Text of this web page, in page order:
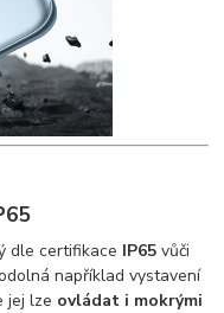
dle certifikace IP65vůči
například vystavení
jej lze ovládat i mokrými